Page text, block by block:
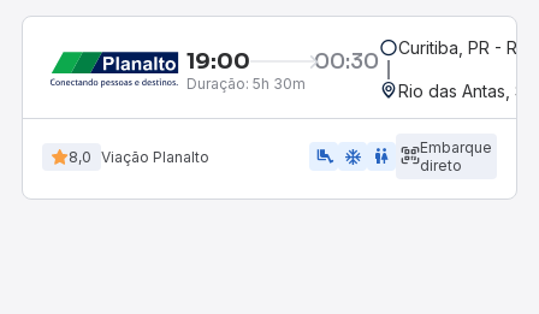
19:00 00:30
Duração: 5h 30m
Curitiba, PR -
Rio das Antas, SC
8,0 Viação Planalto airline_seat_legroom_extra ac_unit WC
Embarque
direto